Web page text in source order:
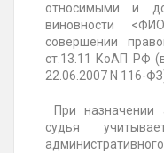
относимыми и
виновности
совершении
ст.13.11 КоАП РФ
22.06.2007 N 116-
При назначении
судья